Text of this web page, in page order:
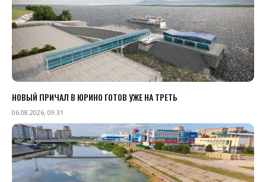
НОВЫЙ ПРИЧАЛ В ЮРИНО ГОТОВ УЖЕ НА ТРЕТЬ
06.08.2026, 09:31